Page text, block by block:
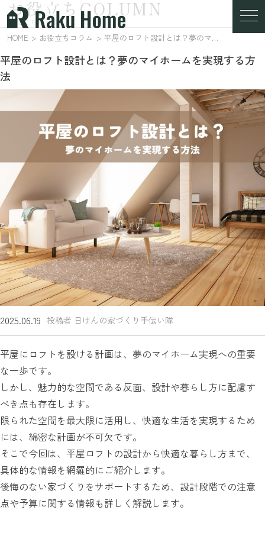
お役立ちコラム
お役立ちCOLUMN
HOME お役立ちコラム 平屋のロフト設計とは？夢のマイホームを実現する方法
平屋のロフト設計とは？夢のマイホームを実現する方
法
2025.06.19 投稿者 日けんの家づくり手伝い隊
平屋にロフトを設ける計画は、夢のマイホーム実現への重要
な一歩です。
しかし、魅力的な空間である反面、設計や暮らし方に配慮す
べき点も存在します。
限られた空間を最大限に活用し、快適な生活を実現するため
には、綿密な計画が不可欠です。
そこで今回は、平屋ロフトの設計から快適な暮らし方まで、
具体的な情報を網羅的にご紹介します。
後悔のない家づくりをサポートするため、設計段階での注意
点や予算に関する情報も詳しく解説します。